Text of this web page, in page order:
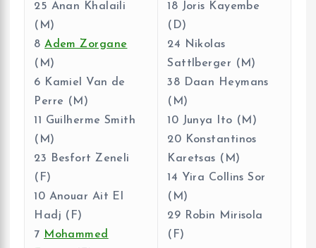
25 Anan Khalaili
(M)
8Adem Zorgane
(M)
6 Kamiel Van de
Perre (M)
11 Guilherme Smith
(M)
23 Besfort Zeneli
(F)
10 Anouar Ait El
Hadj (F)
7 Mohammed
18 Joris Kayembe
(D)
24 Nikolas
Sattlberger (M)
38 Daan Heymans
(M)
10 Junya Ito (M)
20 Konstantinos
Karetsas (M)
14 Yira Collins Sor
(M)
29 Robin Mirisola
(F)